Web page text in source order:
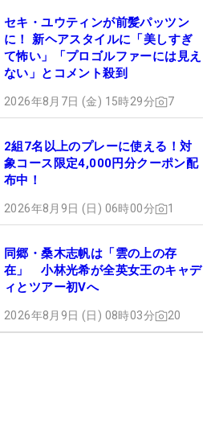
セキ・ユウティンが前髪パッツン
に！ 新ヘアスタイルに「美しすぎ
て怖い」「プロゴルファーには見え
ない」とコメント殺到
2026年8月7日 (金) 15時29分 7
2組7名以上のプレーに使える！対
象コース限定4,000円分クーポン配
布中！
2026年8月9日 (日) 06時00分 1
同郷・桑木志帆は「雲の上の存
在」 小林光希が全英女王のキャデ
ィとツアー初Vへ
2026年8月9日 (日) 08時03分 20